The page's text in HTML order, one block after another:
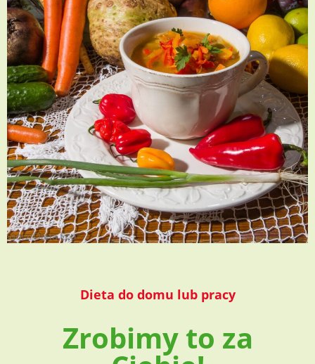
Dieta do domu lub pracy
Zrobimy to za